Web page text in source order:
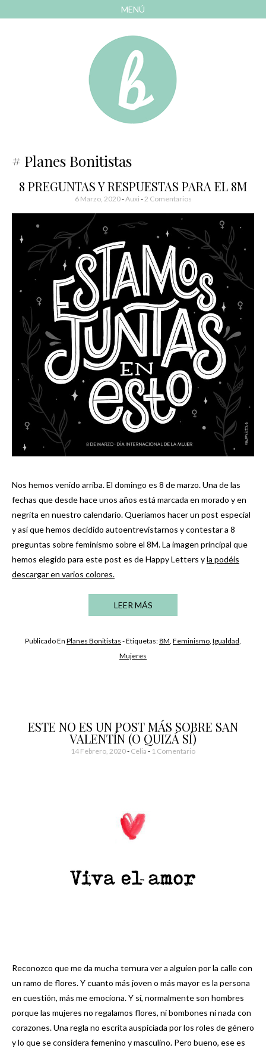
MENÚ
Bonitismos
Planes Bonitistas
8 PREGUNTAS Y RESPUESTAS PARA EL 8M
6 Marzo, 2020-Auxi 2 Comentarios
Nos hemos venido arriba. El domingo es 8 de marzo. Una de las
fechas que desde hace unos años está marcada en morado y en
negrita en nuestro calendario. Queríamos hacer un post especial
y así que hemos decidido autoentrevistarnos y contestar a 8
preguntas sobre feminismo sobre el 8M. La imagen principal que
hemos elegido para este post es de Happy Letters yla podéis
descargar en varios colores.
LEER MÁS
Publicado En Planes Bonitistas - Etiquetas:8M, Feminismo, Igualdad,
Mujeres
ESTE NO ES UN POST MÁS SOBRE SAN
VALENTÍN (O QUIZÁ SÍ)
14 Febrero, 2020- Celia 1 Comentario
Reconozco que me da mucha ternura ver a alguien por la calle con
un ramo de flores. Y cuanto más joven o más mayor es la persona
en cuestión, más me emociona. Y sí, normalmente son hombres
porque las mujeres no regalamos flores, ni bombones ni nada con
corazones. Una regla no escrita auspiciada por los roles de género
y lo que se considera femenino y masculino. Pero bueno, ese es